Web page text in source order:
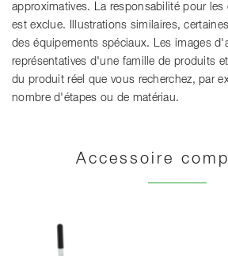
approximatives. La responsabilité pour les
est exclue. Illustrations similaires,
des équipements spéciaux. Les images
représentatives d'une famille de produits
du produit réel que vous recherchez, par
nombre d'étapes ou de matériau.
Accessoire